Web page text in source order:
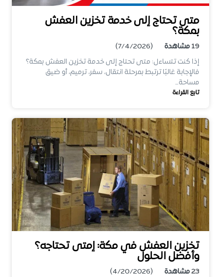
متى تحتاج إلى خدمة تخزين العفش
بمكة؟
19مشاهدة
(7/4/2026)
إذا كنت تتساءل: متى تحتاج إلى خدمة تخزين العفش بمكة؟
فالإجابة غالبًا ترتبط بمرحلة انتقال، سفر، ترميم، أو ضيق
مساحة…
تابع القراءة
تخزين العفش في مكة: إمتى تحتاجه؟
وأفضل الحلول
23مشاهدة
(4/20/2026)